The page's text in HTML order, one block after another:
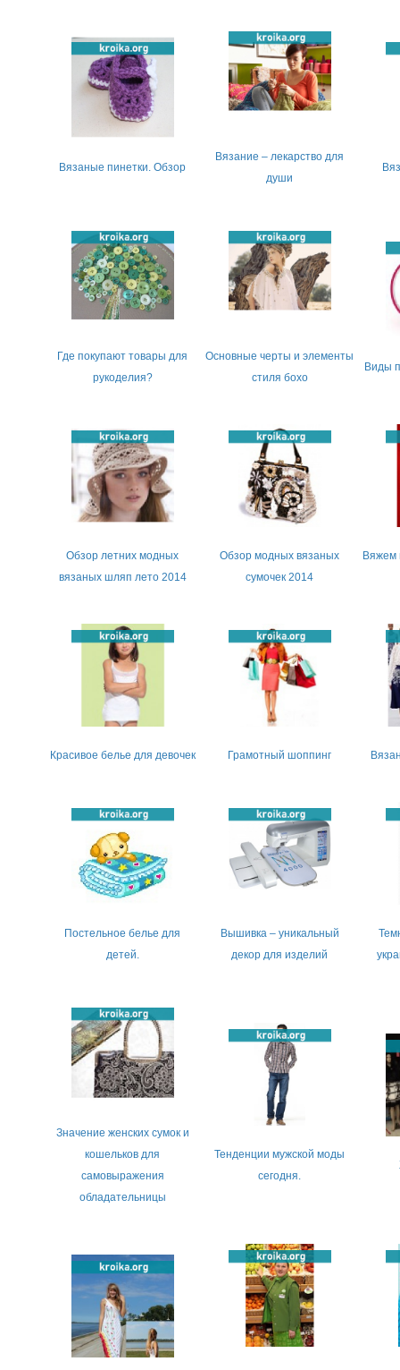
Вязаные пинетки. Обзор
Вязание – лекарство для
души
Где покупают товары для
рукоделия?
Основные черты и элементы
стиля бохо
Виды
Обзор летних модных
вязаных шляп лето 2014
Обзор модных вязаных
сумочек 2014
Вяжем
Красивое белье для девочек Грамотный шоппинг
Постельное белье для
детей.
Вышивка – уникальный
декор для изделий
Значение женских сумок и
кошельков для
самовыражения
обладательницы
Тенденции мужской моды
сегодня.